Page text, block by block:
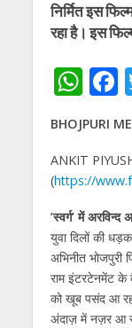
निर्मित इस
रहा है। इस
W
h
at
s
A
p
p
F
k
BHOJPURI
ANKIT
(https://
’स्वर्ग’ में
युवा दिलों की
अभिनीत भोजपुरी
राम इंटरटेनमेंट के
को खूब पसंद आ
अंदाज़ में नज़र आ